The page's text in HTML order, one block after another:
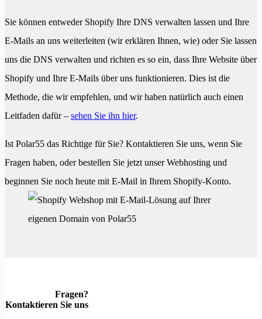
Sie können entweder Shopify Ihre DNS verwalten lassen und Ihre
E-Mails an uns weiterleiten (wir erklären Ihnen, wie) oder Sie lassen
uns die DNS verwalten und richten es so ein, dass Ihre Website über
Shopify und Ihre E-Mails über uns funktionieren. Dies ist die
Methode, die wir empfehlen, und wir haben natürlich auch einen
Leitfaden dafür – sehen Sie ihn hier.
Ist Polar55 das Richtige für Sie? Kontaktieren Sie uns, wenn Sie
Fragen haben, oder bestellen Sie jetzt unser Webhosting und
beginnen Sie noch heute mit E-Mail in Ihrem Shopify-Konto.
Fragen?
Kontaktieren Sie uns